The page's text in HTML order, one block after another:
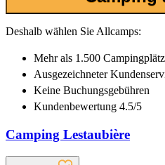
Deshalb wählen Sie Allcamps:
Mehr als 1.500
Ausgezeichneter
Keine Buchungsgebühren
Kundenbewertung 4.5/5
Camping Lestaubière